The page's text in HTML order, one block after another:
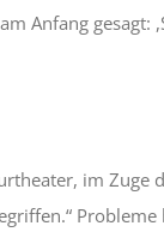
Anfang gesagt:
im Zuge
Probleme